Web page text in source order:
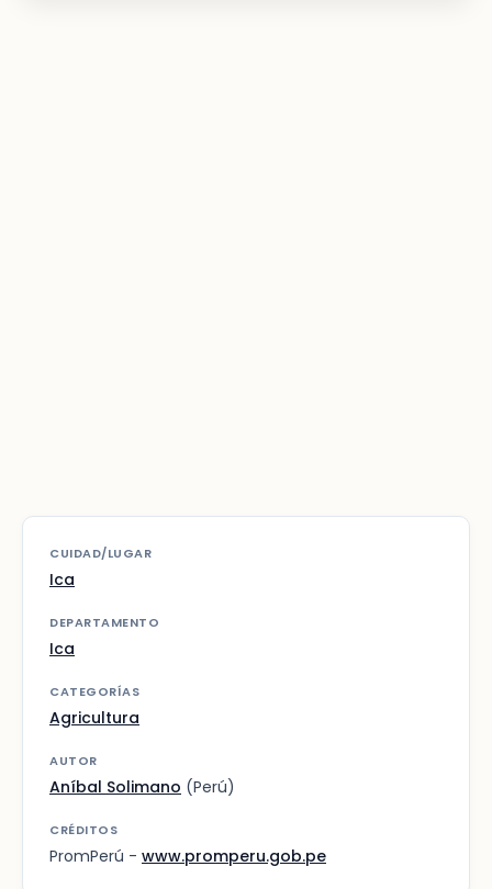
CUIDAD/LUGAR
Ica
DEPARTAMENTO
Ica
CATEGORÍAS
Agricultura
AUTOR
Aníbal Solimano (Perú)
CRÉDITOS
PromPerú - www.promperu.gob.pe